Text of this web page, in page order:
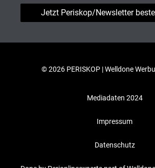
Jetzt Periskop/Newsletter
© 2026 PERISKOP |Welldone
Mediadaten 2024
Impressum
Datenschutz